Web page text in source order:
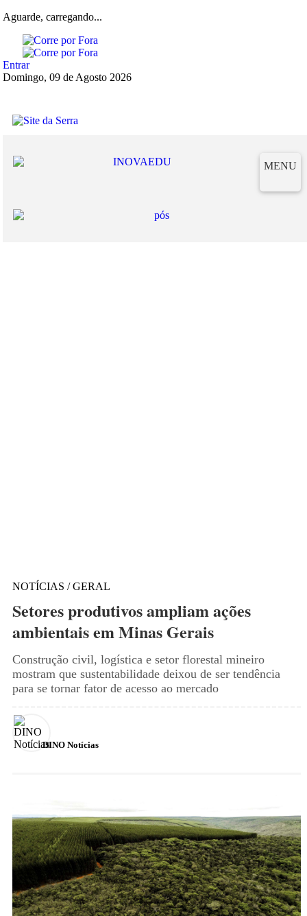
Aguarde, carregando...
Entrar
Domingo, 09 de Agosto 2026
MENU
NOTÍCIAS / GERAL
Setores produtivos ampliam ações
ambientais em Minas Gerais
Construção civil, logística e setor florestal mineiro
mostram que sustentabilidade deixou de ser tendência
para se tornar fator de acesso ao mercado
DINO Notícias